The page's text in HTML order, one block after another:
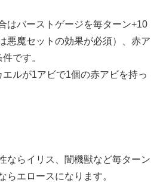
はバーストゲージを毎ターン+10
悪魔セットの効果が必須）、赤ア
です。
ルが1アビで1個の赤アビを持っ
ならイリス、闇機獣など毎ターン
らエロースになります。